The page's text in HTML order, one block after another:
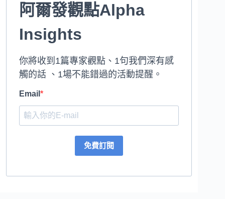
阿爾發觀點Alpha
Insights
你將收到1篇專家觀點、1句我們深有感
觸的話 、1場不能錯過的活動提醒。
Email
免費訂閱